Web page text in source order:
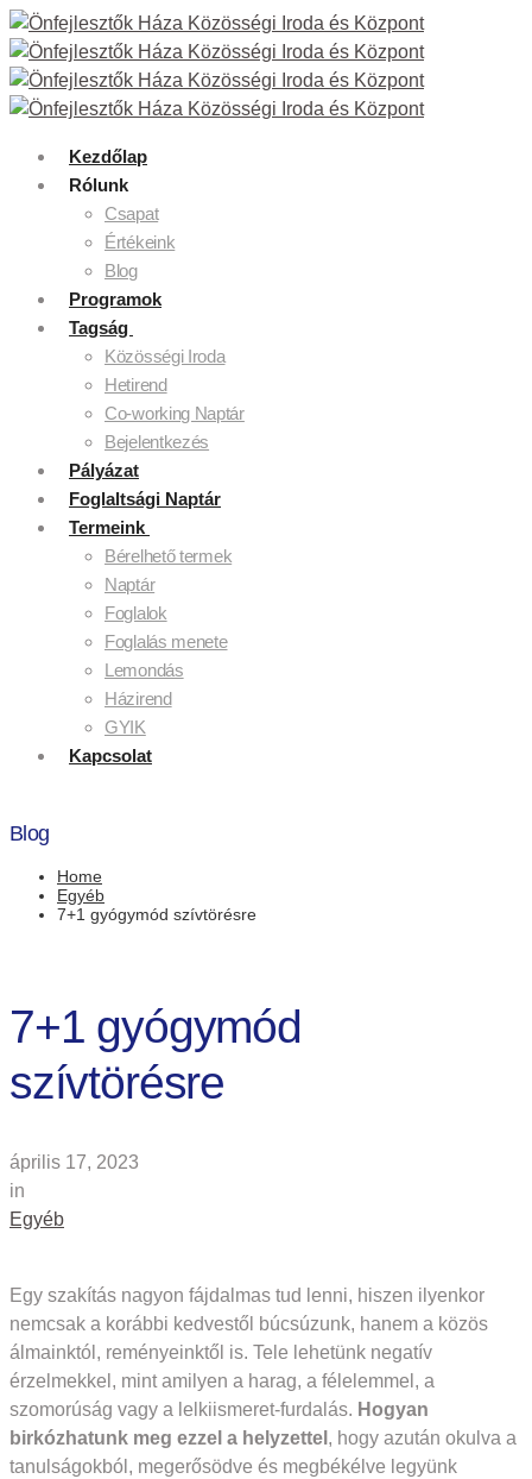
Kezdőlap
Rólunk
Csapat
Értékeink
Blog
Programok
Tagság
Közösségi Iroda
Hetirend
Co-working Naptár
Bejelentkezés
Pályázat
Foglaltsági Naptár
Termeink
Bérelhető termek
Naptár
Foglalok
Foglalás menete
Lemondás
Házirend
GYIK
Kapcsolat
Blog
Home
Egyéb
7+1 gyógymód szívtörésre
7+1 gyógymód
szívtörésre
április 17, 2023
in
Egyéb
Egy szakítás nagyon fájdalmas tud lenni, hiszen ilyenkor
nemcsak a korábbi kedvestől búcsúzunk, hanem a közös
álmainktól, reményeinktől is. Tele lehetünk negatív
érzelmekkel, mint amilyen a harag, a félelemmel, a
szomorúság vagy a lelkiismeret-furdalás. Hogyan
birkózhatunk meg ezzel a helyzettel , hogy azután okulva a
tanulságokból, megerősödve és megbékélve legyünk